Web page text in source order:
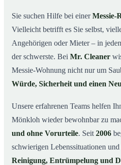
04Ablauf einer Messie-Reinigung
05Ihre Vorteile mit Mr.
06Messie-Hilfe in Mönkloh &
Jetzt kostenlose Beratung zur
Mönkloh
Sie suchen Hilfe bei einerMessie-
Vielleicht betrifft es Sie selbst,
Angehörigen oder Mieter – in
der schwerste. Bei Mr. Cleaner
Messie-Wohnung nicht nur um
Würde, Sicherheit und einen
Unsere erfahrenen Teams helfen
Mönkloh wieder bewohnbar zu
und ohne Vorurteile. Seit 2006
schwierigen Lebenssituationen
Reinigung, Entrümpelung und